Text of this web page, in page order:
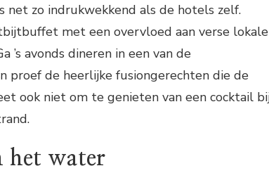
net zo indrukwekkend als de hotels zelf.
met een overvloed aan verse lokale
’s avonds dineren in een van de
proef de heerlijke fusiongerechten die de
ook niet om te genieten van een cocktail
het water